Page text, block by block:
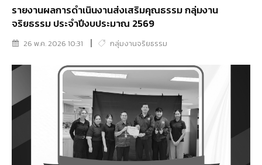
รายงานผลการดำเนินงานส่งเสริมคุณธรรม กลุ่มงาน
จริยธรรม ประจำปีงบประมาณ 2569
26 พ.ค. 2026 10:31 กลุ่มงานจริยธรรม